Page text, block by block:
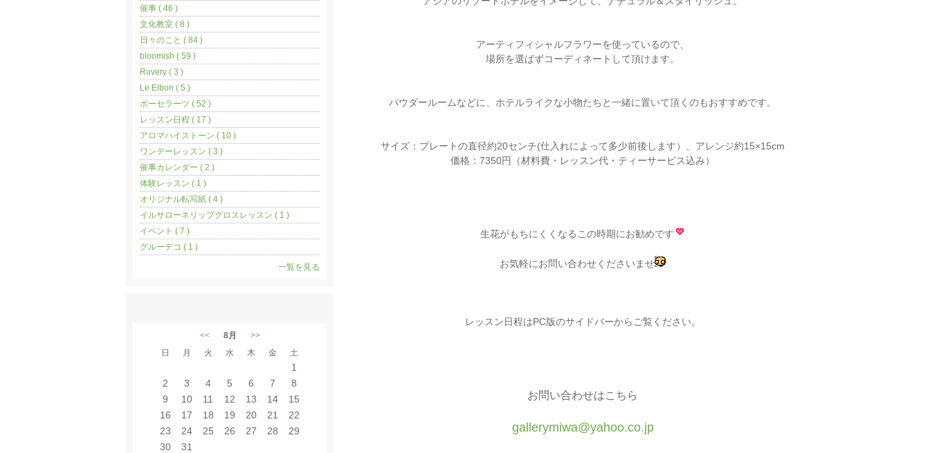
アーティフィシャルフラワーを使っているので、
場所を選ばずコーディネートして頂けます。
パウダールームなどに、ホテルライクな小物たちと一緒に置いて頂くのもおすすめです。
サイズ：プレートの直径約20センチ(仕入れによって多少前後します）、アレンジ約15×15cm
価格：7350円（材料費・レッスン代・ティーサービス込み）
生花がもちにくくなるこの時期にお勧めです
お気軽にお問い合わせくださいませ
レッスン日程はPC版のサイドバーからご覧ください。
お問い合わせはこちら
gallerymiwa@yahoo.co.jp
催事 ( 46 )
文化教室 ( 8 )
日々のこと ( 84 )
bloomish ( 59 )
Ruvery ( 3 )
Le Elbon ( 5 )
ポーセラーツ ( 52 )
レッスン日程 ( 17 )
アロマハイストーン ( 10 )
ワンデーレッスン ( 3 )
催事カレンダー ( 2 )
体験レッスン ( 1 )
オリジナル転写紙 ( 4 )
イルサローネリップグロスレッスン ( 1 )
イベント ( 7 )
グルーデコ ( 1 )
一覧を見る
<< 8月
>>
日
月 火 水 木 金 土
1
2
3 4 5 6 7
8
9
10 11 12 13 14
15
16
17 18 19 20 21
22
23
24 25 26 27 28
29
30
31